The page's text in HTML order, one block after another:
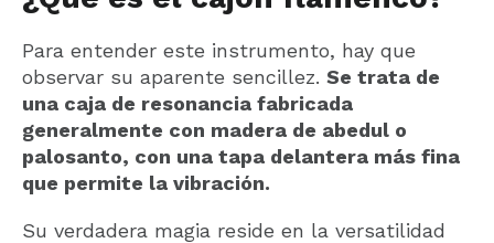
Para entender este instrumento, hay que
observar su aparente sencillez. Se trata de
una caja de resonancia fabricada
generalmente con madera de abedul o
palosanto, con una tapa delantera más fina
que permite la vibración.
Su verdadera magia reside en la versatilidad